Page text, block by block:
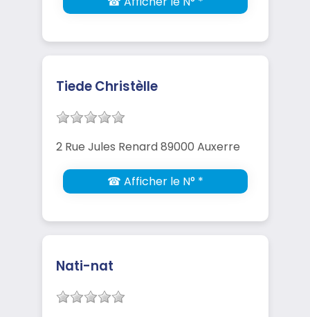
Tiede Christèlle
2 Rue Jules Renard 89000 Auxerre
☎ Afficher le N° *
Nati-nat